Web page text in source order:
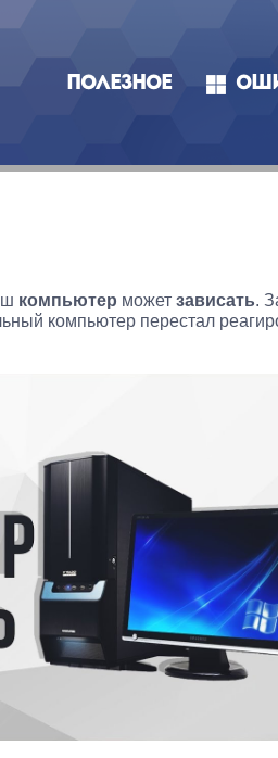
ПОЛЕЗНОЕ
компьютер может зависать.
компьютер перестал